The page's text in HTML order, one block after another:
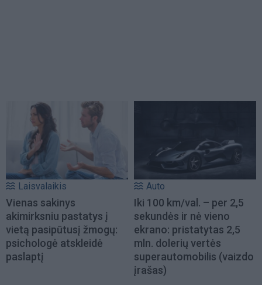
Laisvalaikis
Vienas sakinys
akimirksniu pastatys į
vietą pasipūtusį žmogų:
psichologė atskleidė
paslaptį
Auto
Iki 100 km/val. – per 2,5
sekundės ir nė vieno
ekrano: pristatytas 2,5
mln. dolerių vertės
superautomobilis (vaizdo
įrašas)